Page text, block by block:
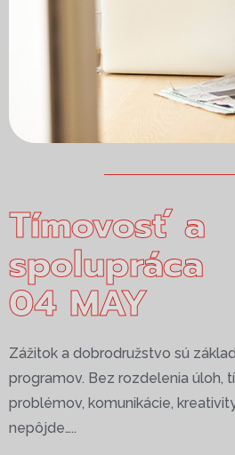
Tímovosť a
spolupráca
04 MAY
Zážitok a dobrodružstvo sú
programov. Bez rozdelenia úloh,
problémov, komunikácie,
nepôjde…..